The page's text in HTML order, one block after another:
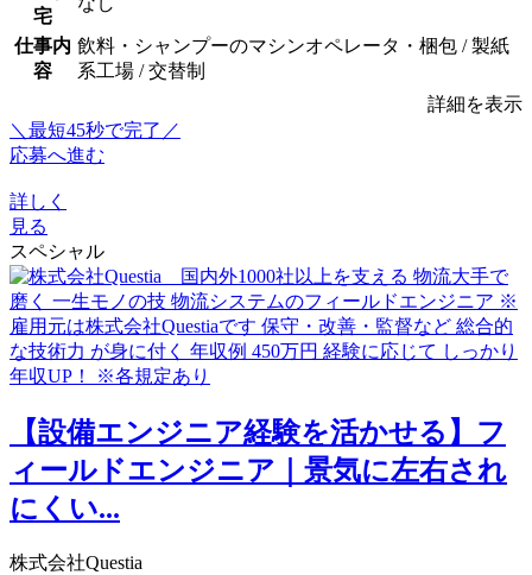
宅
仕事内
容
飲料・シャンプーのマシンオペレータ・梱包 / 製紙
系工場 / 交替制
詳細を表示
＼最短45秒で完了／
応募へ進む
詳しく
見る
スペシャル
【設備エンジニア経験を活かせる】フ
ィールドエンジニア｜景気に左右され
にくい...
株式会社Questia